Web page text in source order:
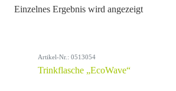
Farbe
Einzelnes Ergebnis wird angezeigt
Artikel-Nr.: 0513054
Trinkflasche „EcoWave“